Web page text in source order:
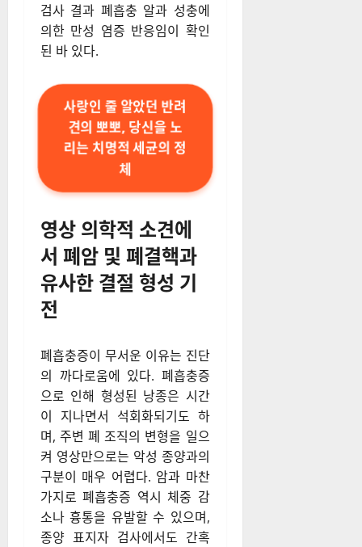
검사 결과 폐흡충 알과 성충에
의한 만성 염증 반응임이 확인
된 바 있다.
사랑인 줄 알았던 반려
견의 뽀뽀, 당신을 노
리는 치명적 세균의 정
체
영상 의학적 소견에
서 폐암 및 폐결핵과
유사한 결절 형성 기
전
폐흡충증이 무서운 이유는 진단
의 까다로움에 있다. 폐흡충증
으로 인해 형성된 낭종은 시간
이 지나면서 석회화되기도 하
며, 주변 폐 조직의 변형을 일으
켜 영상만으로는 악성 종양과의
구분이 매우 어렵다. 암과 마찬
가지로 폐흡충증 역시 체중 감
소나 흉통을 유발할 수 있으며,
종양 표지자 검사에서도 간혹